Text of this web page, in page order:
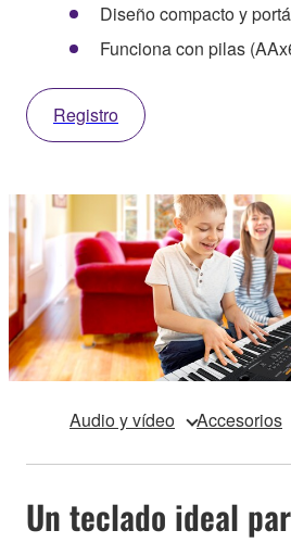
Diseño compacto y
Funciona con pilas
Registro
Audio y vídeo Accesorios
Un teclado ideal